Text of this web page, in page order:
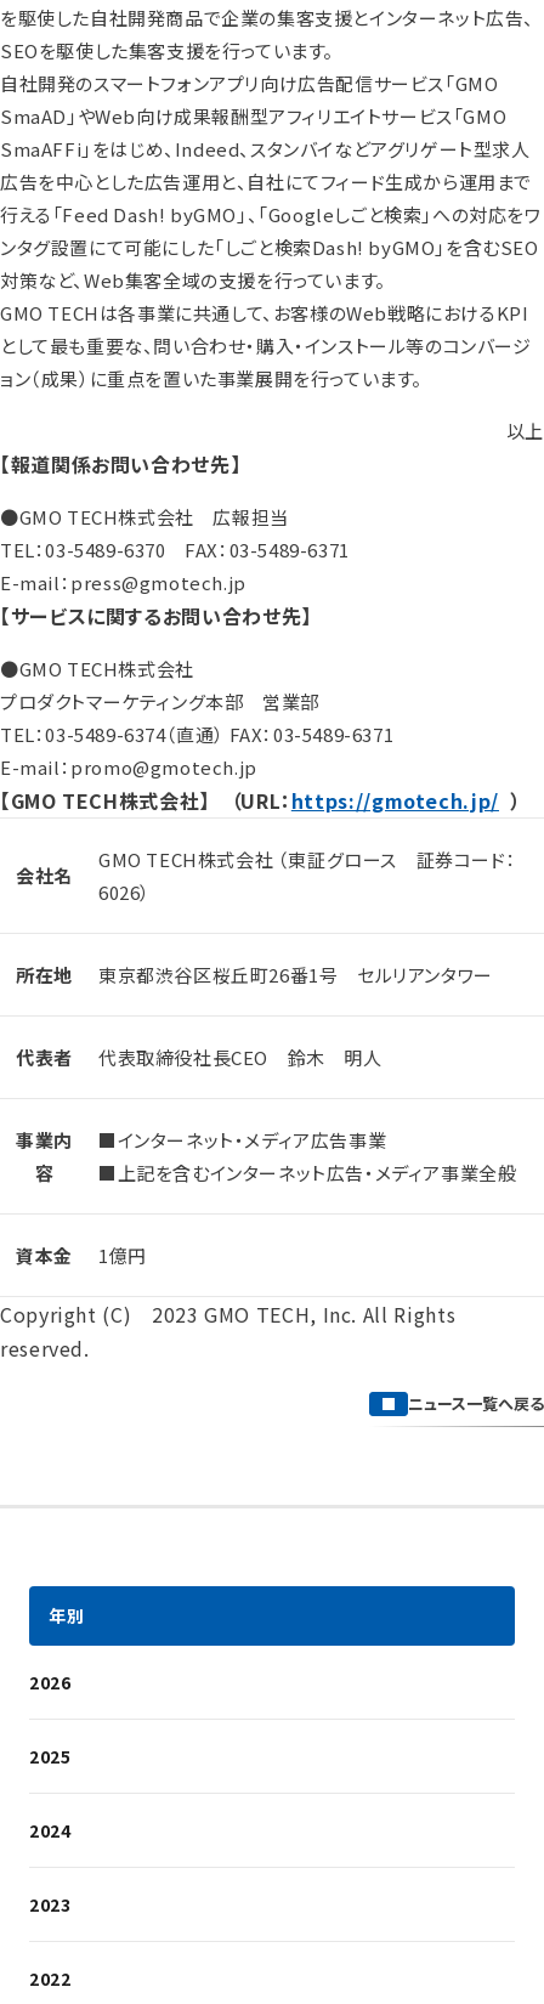
を駆使した自社開発商品で企業の集客支援とインターネット広告、
SEOを駆使した集客支援を行っています。
自社開発のスマートフォンアプリ向け広告配信サービス「GMO
SmaAD」やWeb向け成果報酬型アフィリエイトサービス「GMO
SmaAFFi」をはじめ、Indeed、スタンバイなどアグリゲート型求人
広告を中心とした広告運用と、自社にてフィード生成から運用まで
行える「Feed Dash! byGMO」、「Googleしごと検索」への対応をワ
ンタグ設置にて可能にした「しごと検索Dash! byGMO」を含むSEO
対策など、Web集客全域の支援を行っています。
GMO TECHは各事業に共通して、お客様のWeb戦略におけるKPI
として最も重要な、問い合わせ・購入・インストール等のコンバージ
ョン（成果）に重点を置いた事業展開を行っています。
以上
【報道関係お問い合わせ先】
●GMO TECH株式会社 広報担当
TEL：03-5489-6370 FAX：03-5489-6371
E-mail：press@gmotech.jp
【サービスに関するお問い合わせ先】
●GMO TECH株式会社
プロダクトマーケティング本部 営業部
TEL：03-5489-6374（直通） FAX：03-5489-6371
E-mail：promo@gmotech.jp
【GMO TECH株式会社】 （URL： https://gmotech.jp/ ）
会社名
GMO TECH株式会社 （東証グロース 証券コード：
6026）
所在地 東京都渋谷区桜丘町26番1号 セルリアンタワー
代表者 代表取締役社長CEO 鈴木 明人
事業内
容
■インターネット・メディア広告事業
■上記を含むインターネット広告・メディア事業全般
資本金 1億円
Copyright (C) 2023 GMO TECH, Inc. All Rights
reserved.
ニュース一覧へ戻る
年別
2026
2025
2024
2023
2022